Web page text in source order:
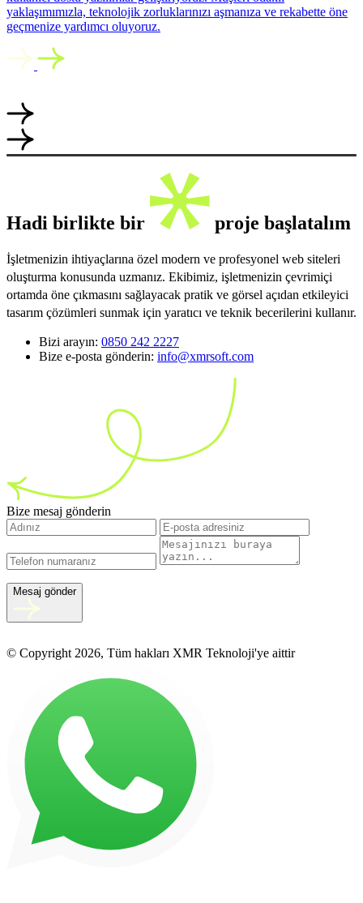
yaklaşımımızla, teknolojik zorluklarınızı aşmanıza ve rekabette öne
geçmenize yardımcı oluyoruz.
Hadi birlikte bir proje başlatalım
İşletmenizin ihtiyaçlarına özel modern ve profesyonel web siteleri
oluşturma konusunda uzmanız. Ekibimiz, işletmenizin çevrimiçi
ortamda öne çıkmasını sağlayacak pratik ve görsel açıdan etkileyici
tasarım çözümleri sunmak için yaratıcı ve teknik becerilerini kullanır.
Bizi arayın: 0850 242 2227
Bize e-posta gönderin: info@xmrsoft.com
Bize mesaj gönderin
Mesaj gönder
© Copyright 2026, Tüm hakları XMR Teknoloji'ye aittir